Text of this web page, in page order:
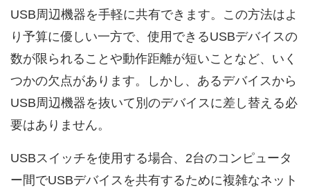
USB周辺機器を手軽に共有できます。この方法はよ
り予算に優しい一方で、使用できるUSBデバイスの
数が限られることや動作距離が短いことなど、いく
つかの欠点があります。しかし、あるデバイスから
USB周辺機器を抜いて別のデバイスに差し替える必
要はありません。
USBスイッチを使用する場合、2台のコンピュータ
ー間でUSBデバイスを共有するために複雑なネット